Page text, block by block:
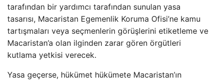
tarafından bir yardımcı tarafından sunulan yasa
tasarısı, Macaristan Egemenlik Koruma Ofisi’ne kamu
tartışmaları veya seçmenlerin görüşlerini etiketleme ve
Macaristan’a olan ilginden zarar gören örgütleri
kutlama yetkisi verecek.
Yasa geçerse, hükümet hükümete Macaristan’ın